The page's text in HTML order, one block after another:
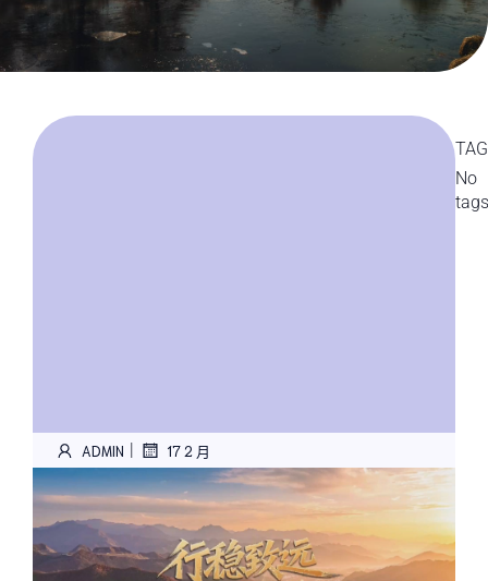
ADMIN | 17 2 月
No
tags